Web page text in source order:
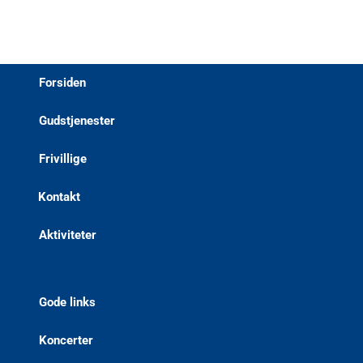
Forsiden
Gudstjenester
Frivillige
Kontakt
Aktiviteter
Gode links
Koncerter